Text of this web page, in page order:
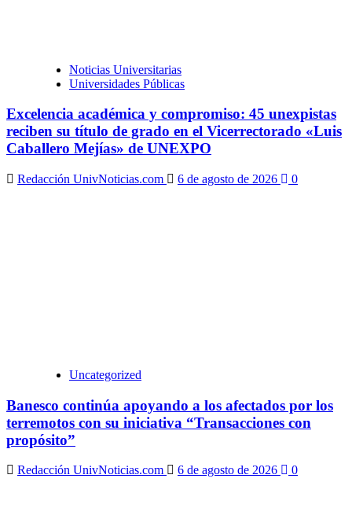
Noticias Universitarias
Universidades Públicas
Excelencia académica y compromiso: 45 unexpistas
reciben su título de grado en el Vicerrectorado «Luis
Caballero Mejías» de UNEXPO
Redacción UnivNoticias.com 6 de agosto de 2026 0
Uncategorized
Banesco continúa apoyando a los afectados por los
terremotos con su iniciativa “Transacciones con
propósito”
Redacción UnivNoticias.com 6 de agosto de 2026 0